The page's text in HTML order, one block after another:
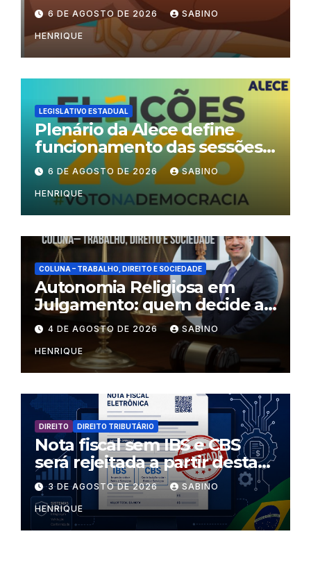
6 DE AGOSTO DE 2026 SABINO
HENRIQUE
LEGISLATIVO ESTADUAL
Plenário da Alece define
funcionamento das sessões
durante o período eleitoral
6 DE AGOSTO DE 2026 SABINO
HENRIQUE
COLUNA – TRABALHO, DIREITO E SOCIEDADE
Autonomia Religiosa em
Julgamento: quem decide as
regras dentro dos templos?
4 DE AGOSTO DE 2026 SABINO
HENRIQUE
DIREITO DIREITO TRIBUTÁRIO
Nota fiscal sem IBS e CBS
será rejeitada a partir desta
segunda-feira
3 DE AGOSTO DE 2026 SABINO
HENRIQUE